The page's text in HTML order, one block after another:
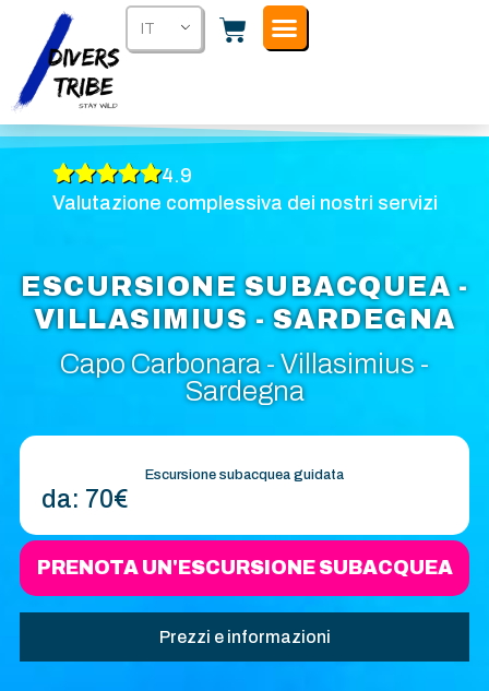
IT
4.9
Valutazione complessiva dei nostri servizi
ESCURSIONE SUBACQUEA -
VILLASIMIUS - SARDEGNA
Capo Carbonara - Villasimius -
Sardegna
Escursione subacquea guidata
da: 70€
PRENOTA UN'ESCURSIONE SUBACQUEA
Prezzi e informazioni